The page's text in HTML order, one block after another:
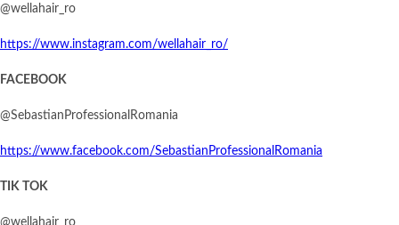
@wellahair_ro
https://www.instagram.com/wellahair_ro/
FACEBOOK
@SebastianProfessionalRomania
https://www.facebook.com/SebastianProfessionalRomania
TIK TOK
@wellahair_ro